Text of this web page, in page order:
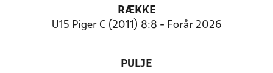
RÆKKE
U15 Piger C (2011) 8:8 - Forår 2026
PULJE